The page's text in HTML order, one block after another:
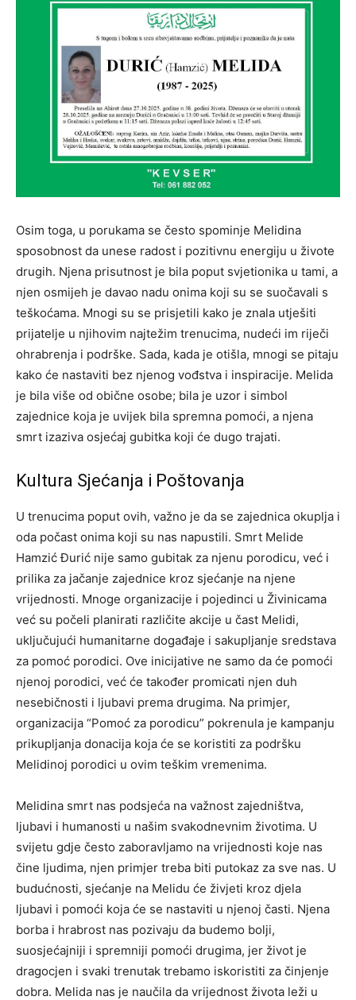
Osim toga, u porukama se često spominje Melidina
sposobnost da unese radost i pozitivnu energiju u živote
drugih. Njena prisutnost je bila poput svjetionika u tami, a
njen osmijeh je davao nadu onima koji su se suočavali s
teškoćama. Mnogi su se prisjetili kako je znala utješiti
prijatelje u njihovim najtežim trenucima, nudeći im riječi
ohrabrenja i podrške. Sada, kada je otišla, mnogi se pitaju
kako će nastaviti bez njenog vođstva i inspiracije. Melida
je bila više od obične osobe; bila je uzor i simbol
zajednice koja je uvijek bila spremna pomoći, a njena
smrt izaziva osjećaj gubitka koji će dugo trajati.
Kultura Sjećanja i Poštovanja
U trenucima poput ovih, važno je da se zajednica okuplja i
oda počast onima koji su nas napustili. Smrt Melide
Hamzić Đurić nije samo gubitak za njenu porodicu, već i
prilika za jačanje zajednice kroz sjećanje na njene
vrijednosti. Mnoge organizacije i pojedinci u Živinicama
već su počeli planirati različite akcije u čast Melidi,
uključujući humanitarne događaje i sakupljanje sredstava
za pomoć porodici. Ove inicijative ne samo da će pomoći
njenoj porodici, već će također promicati njen duh
nesebičnosti i ljubavi prema drugima. Na primjer,
organizacija “Pomoć za porodicu” pokrenula je kampanju
prikupljanja donacija koja će se koristiti za podršku
Melidinoj porodici u ovim teškim vremenima.
Melidina smrt nas podsjeća na važnost zajedništva,
ljubavi i humanosti u našim svakodnevnim životima. U
svijetu gdje često zaboravljamo na vrijednosti koje nas
čine ljudima, njen primjer treba biti putokaz za sve nas. U
budućnosti, sjećanje na Melidu će živjeti kroz djela
ljubavi i pomoći koja će se nastaviti u njenoj časti. Njena
borba i hrabrost nas pozivaju da budemo bolji,
suosjećajniji i spremniji pomoći drugima, jer život je
dragocjen i svaki trenutak trebamo iskoristiti za činjenje
dobra. Melida nas je naučila da vrijednost života leži u